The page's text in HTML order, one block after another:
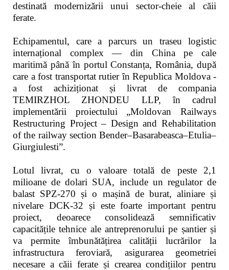
destinată modernizării unui sector-cheie al căii
ferate.
Echipamentul, care a parcurs un traseu logistic
internațional complex — din China pe cale
maritimă până în portul Constanța, România, după
care a fost transportat rutier în Republica Moldova -
a fost achiziționat și livrat de compania
TEMIRZHOL ZHONDEU LLP, în cadrul
implementării proiectului „Moldovan Railways
Restructuring Project – Design and Rehabilitation
of the railway section Bender–Basarabeasca–Etulia–
Giurgiulesti”.
Lotul livrat, cu o valoare totală de peste 2,1
milioane de dolari SUA, include un regulator de
balast SPZ-270 și o mașină de burat, aliniare și
nivelare DCK-32 și este foarte important pentru
proiect, deoarece consolidează semnificativ
capacitățile tehnice ale antreprenorului pe șantier și
va permite îmbunătățirea calității lucrărilor la
infrastructura feroviară, asigurarea geometriei
necesare a căii ferate și crearea condițiilor pentru